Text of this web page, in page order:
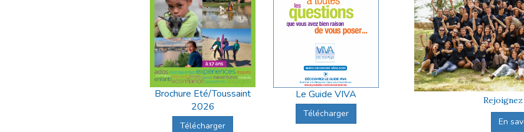
Brochure Eté/Toussaint
2026
Télécharger
Le Guide VIVA
Télécharger
En